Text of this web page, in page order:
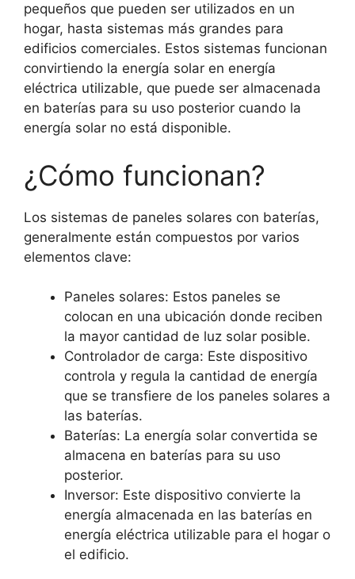
pequeños que pueden ser utilizados en un
hogar, hasta sistemas más grandes para
edificios comerciales. Estos sistemas funcionan
convirtiendo la energía solar en energía
eléctrica utilizable, que puede ser almacenada
en baterías para su uso posterior cuando la
energía solar no está disponible.
¿Cómo funcionan?
Los sistemas de paneles solares con baterías,
generalmente están compuestos por varios
elementos clave:
Paneles solares: Estos paneles se
colocan en una ubicación donde reciben
la mayor cantidad de luz solar posible.
Controlador de carga: Este dispositivo
controla y regula la cantidad de energía
que se transfiere de los paneles solares a
las baterías.
Baterías: La energía solar convertida se
almacena en baterías para su uso
posterior.
Inversor: Este dispositivo convierte la
energía almacenada en las baterías en
energía eléctrica utilizable para el hogar o
el edificio.